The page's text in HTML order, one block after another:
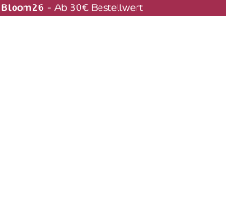
Bloom26- Ab 30€ Bestellwert